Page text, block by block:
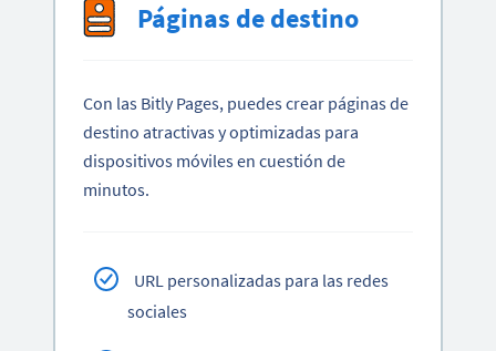
Páginas de destino
Con las Bitly Pages, puedes crear páginas de
destino atractivas y optimizadas para
dispositivos móviles en cuestión de
minutos.
URL personalizadas para las redes
sociales